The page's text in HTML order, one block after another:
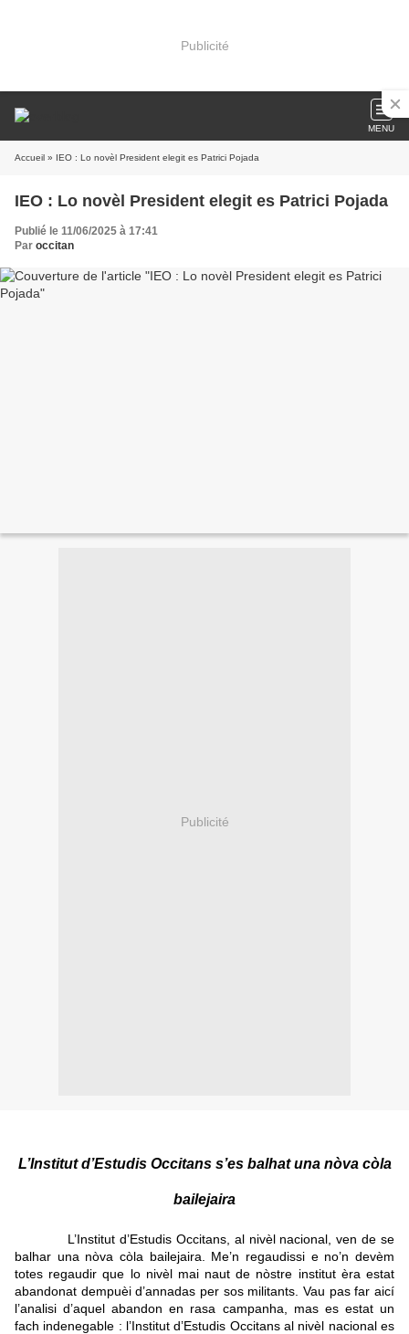
Publicité
MENU
Accueil » IEO : Lo novèl President elegit es Patrici Pojada
IEO : Lo novèl President elegit es Patrici Pojada
Publié le 11/06/2025 à 17:41
Par occitan
Publicité
L’Institut d’Estudis Occitans s’es balhat una nòva còla
bailejaira
L’Institut d’Estudis Occitans, al nivèl nacional, ven de se
balhar una nòva còla bailejaira. Me’n regaudissi e no’n devèm
totes regaudir que lo nivèl mai naut de nòstre institut èra estat
abandonat dempuèi d’annadas per sos militants. Vau pas far aicí
l’analisi d’aquel abandon en rasa campanha, mas es estat un
fach indenegable : l’Institut d’Estudis Occitans al nivèl nacional es